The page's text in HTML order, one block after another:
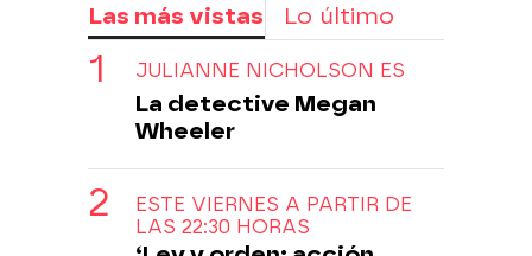
Las más vistas Lo último
JULIANNE NICHOLSON ES
La detective Megan
Wheeler
ESTE VIERNES A PARTIR DE
LAS 22:30 HORAS